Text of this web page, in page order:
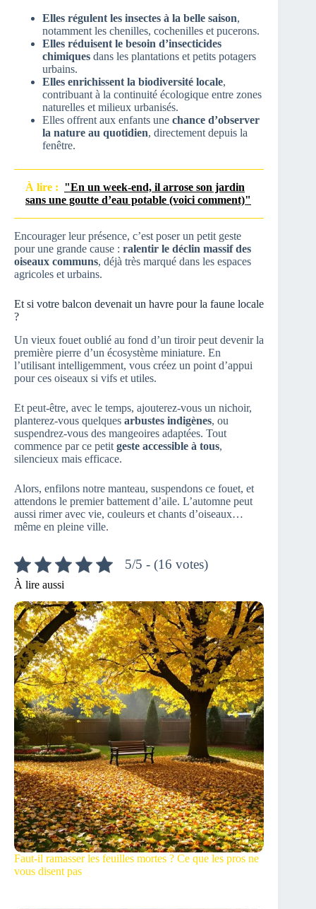
Elles régulent les insectes à la belle saison,
notamment les chenilles, cochenilles et pucerons.
Elles réduisent le besoin d’insecticides
chimiques dans les plantations et petits potagers
urbains.
Elles enrichissent la biodiversité locale,
contribuant à la continuité écologique entre zones
naturelles et milieux urbanisés.
Elles offrent aux enfants une chance d’observer
la nature au quotidien, directement depuis la
fenêtre.
À lire : "En un week-end, il arrose son jardin
sans une goutte d’eau potable (voici comment)"
Encourager leur présence, c’est poser un petit geste
pour une grande cause : ralentir le déclin massif des
oiseaux communs, déjà très marqué dans les espaces
agricoles et urbains.
Et si votre balcon devenait un havre pour la faune locale
?
Un vieux fouet oublié au fond d’un tiroir peut devenir la
première pierre d’un écosystème miniature. En
l’utilisant intelligemment, vous créez un point d’appui
pour ces oiseaux si vifs et utiles.
Et peut-être, avec le temps, ajouterez-vous un nichoir,
planterez-vous quelques arbustes indigènes, ou
suspendrez-vous des mangeoires adaptées. Tout
commence par ce petit geste accessible à tous,
silencieux mais efficace.
Alors, enfilons notre manteau, suspendons ce fouet, et
attendons le premier battement d’aile. L’automne peut
aussi rimer avec vie, couleurs et chants d’oiseaux…
même en pleine ville.
5/5 - (16 votes)
À lire aussi
Faut-il ramasser les feuilles mortes ? Ce que les pros ne
vous disent pas